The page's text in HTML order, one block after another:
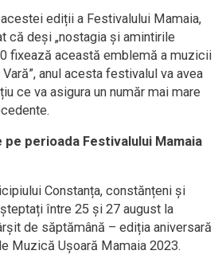
ediții a Festivalului Mamaia,
că deși „nostagia și amintirile
fixează această emblemă a muzicii
anul acesta festivalul va avea
ce va asigura un număr mai mare
perioada Festivalului Mamaia
Constanța, constănțeni și
între 25 și 27 august la
de săptămână – ediția aniversară
Muzică Ușoară Mamaia 2023.